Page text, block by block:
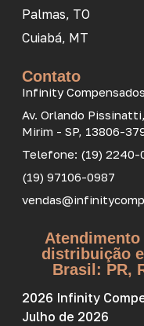
Palmas, TO
Cuiabá, MT
Contato
Infinity Compensados
Av. Orlando
Mirim - SP, 13806-
Telefone: (19) 2240-
(19) 97106-0987
distribuição
Brasil: PR,
2026 Infinity
Julho de 2026